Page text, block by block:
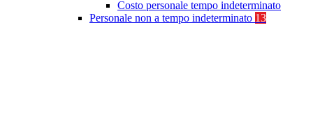
Costo personale tempo indeterminato
Personale non a tempo indeterminato 13